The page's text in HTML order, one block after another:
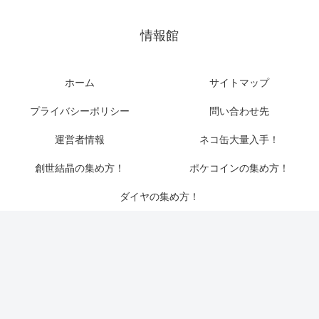
情報館
ホーム サイトマップ
プライバシーポリシー 問い合わせ先
運営者情報 ネコ缶大量入手！
創世結晶の集め方！ ポケコインの集め方！
ダイヤの集め方！